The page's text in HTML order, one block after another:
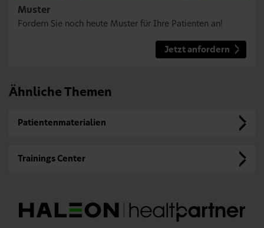
Muster
Fordern Sie noch heute Muster für Ihre Patienten an!
Jetzt anfordern
Ähnliche Themen
Patientenmaterialien
Trainings Center